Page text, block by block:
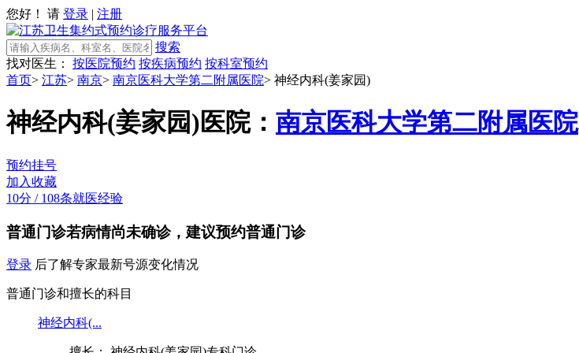
您好！ 请 登录 | 注册
搜索
找对医生：
按医院预约 按疾病预约 按科室预约
首页> 江苏> 南京> 南京医科大学第二附属医院> 神经内科(姜家园)
神经内科(姜家园)医院： 南京医科大学第二附属医院
预约挂号
加入收藏
10分 / 108条就医经验
普通门诊若病情尚未确诊，建议预约普通门诊
登录 后了解专家最新号源变化情况
普通门诊和擅长的科目
神经内科(...